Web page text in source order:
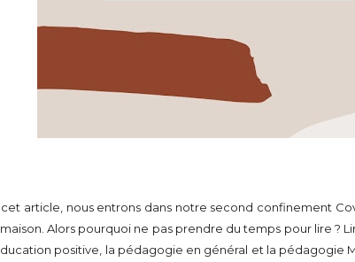
article, nous entrons dans notre second confinement
Alors pourquoi ne pas prendre du temps pour lire ?
positive, la pédagogie en général et la pédagogie